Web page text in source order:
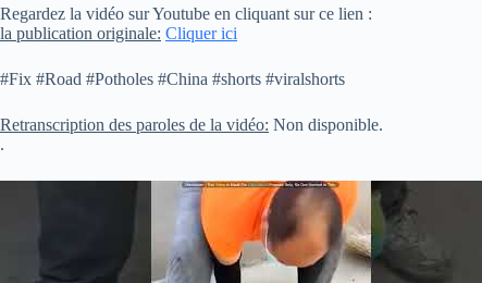
Regardez la vidéo sur Youtube en cliquant sur ce lien :
la publication originale: Cliquer ici
#Fix #Road #Potholes #China #shorts #viralshorts
Retranscription des paroles de la vidéo: Non disponible.
.